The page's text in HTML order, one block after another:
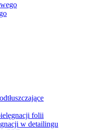
folii
w detailingu